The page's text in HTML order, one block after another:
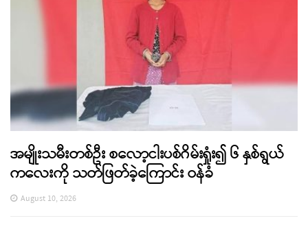
အမျိုးသမီးတစ်ဦး စလော့ငါးပစ်ဂိမ်းရှုံး၍ ၆ နှစ်ရွယ်
ကလေးကို သတ်ဖြတ်ခဲ့ကြောင်း ဝန်ခံ
August 10, 2026